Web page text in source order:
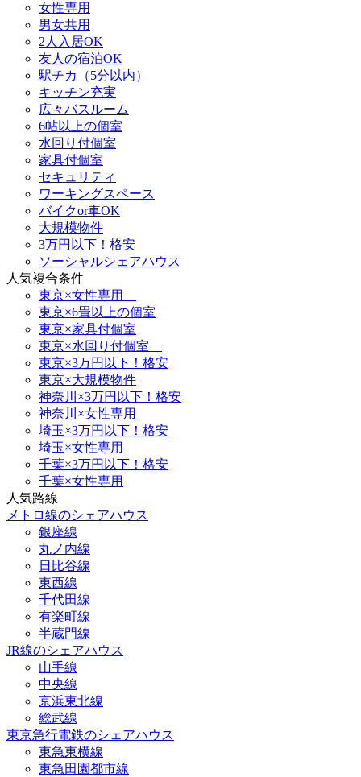
女性専用
男女共用
2人入居OK
友人の宿泊OK
駅チカ（5分以内）
キッチン充実
広々バスルーム
6帖以上の個室
水回り付個室
家具付個室
セキュリティ
ワーキングスペース
バイクor車OK
大規模物件
3万円以下！格安
ソーシャルシェアハウス
人気複合条件
東京×女性専用
東京×6畳以上の個室
東京×家具付個室
東京×水回り付個室
東京×3万円以下！格安
東京×大規模物件
神奈川×3万円以下！格安
神奈川×女性専用
埼玉×3万円以下！格安
埼玉×女性専用
千葉×3万円以下！格安
千葉×女性専用
人気路線
メトロ線のシェアハウス
銀座線
丸ノ内線
日比谷線
東西線
千代田線
有楽町線
半蔵門線
JR線のシェアハウス
山手線
中央線
京浜東北線
総武線
東京急行電鉄のシェアハウス
東急東横線
東急田園都市線